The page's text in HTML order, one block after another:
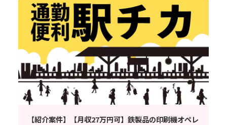
【紹介案件】【月収27万円可】鉄製品の印刷機オペレ